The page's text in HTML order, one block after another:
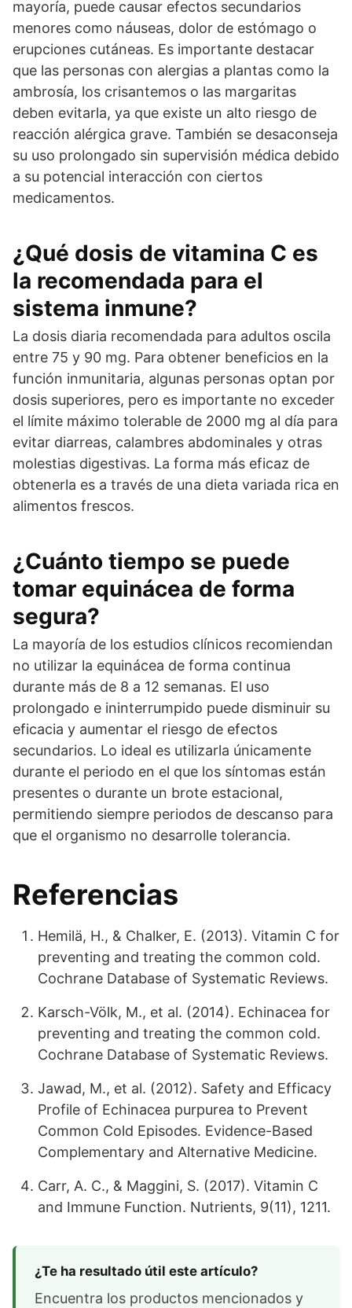
mayoría, puede causar efectos secundarios
menores como náuseas, dolor de estómago o
erupciones cutáneas. Es importante destacar
que las personas con alergias a plantas como la
ambrosía, los crisantemos o las margaritas
deben evitarla, ya que existe un alto riesgo de
reacción alérgica grave. También se desaconseja
su uso prolongado sin supervisión médica debido
a su potencial interacción con ciertos
medicamentos.
¿Qué dosis de vitamina C es
la recomendada para el
sistema inmune?
La dosis diaria recomendada para adultos oscila
entre 75 y 90 mg. Para obtener beneficios en la
función inmunitaria, algunas personas optan por
dosis superiores, pero es importante no exceder
el límite máximo tolerable de 2000 mg al día para
evitar diarreas, calambres abdominales y otras
molestias digestivas. La forma más eficaz de
obtenerla es a través de una dieta variada rica en
alimentos frescos.
¿Cuánto tiempo se puede
tomar equinácea de forma
segura?
La mayoría de los estudios clínicos recomiendan
no utilizar la equinácea de forma continua
durante más de 8 a 12 semanas. El uso
prolongado e ininterrumpido puede disminuir su
eficacia y aumentar el riesgo de efectos
secundarios. Lo ideal es utilizarla únicamente
durante el periodo en el que los síntomas están
presentes o durante un brote estacional,
permitiendo siempre periodos de descanso para
que el organismo no desarrolle tolerancia.
Referencias
Hemilä, H., & Chalker, E. (2013). Vitamin C for
preventing and treating the common cold.
Cochrane Database of Systematic Reviews.
Karsch-Völk, M., et al. (2014). Echinacea for
preventing and treating the common cold.
Cochrane Database of Systematic Reviews.
Jawad, M., et al. (2012). Safety and Efficacy
Profile of Echinacea purpurea to Prevent
Common Cold Episodes. Evidence-Based
Complementary and Alternative Medicine.
Carr, A. C., & Maggini, S. (2017). Vitamin C
and Immune Function. Nutrients, 9(11), 1211.
¿Te ha resultado útil este artículo?
Encuentra los productos mencionados y